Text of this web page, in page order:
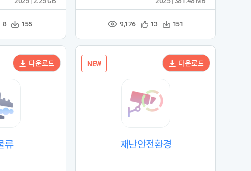
8
다
수
155
조
수
9,176
관
등
록
13
다
수
151
류
다운로드 NEW
재난안전환경
다운로드